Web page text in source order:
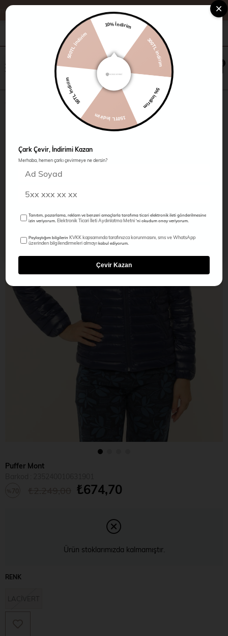
+90 216 485 60 90 Kampanyalar
İndirim
0
Puffer Mont
Puffer Mont
₺674,70
Ürün stoklarımızda kalmamıştır.
RENK
10% İndirim
300TL indirim
5% indirim
150TL İndirim
50TL İndirim
500TL İndirim
Çark Çevir, İndirimi Kazan
Merhaba, hemen çarkı çevirmeye ne dersin?
Tanıtım, pazarlama, reklam ve benzeri amaçlarla tarafıma ticari elektronik ileti gönderilmesine
izin veriyorum.Elektronik Ticari İleti Aydınlatma Metni'ni okudum onay veriyorum.
Paylaştığım bilgilerinKVKK kapsamında tarafınızca korunmasını, sms ve WhatsApp
üzerinden bilgilendirmeleri almayıkabul ediyorum.
Çevir Kazan